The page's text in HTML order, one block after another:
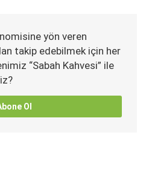
yön veren
takip edebilmek için her
“Sabah Kahvesi” ile
Ol